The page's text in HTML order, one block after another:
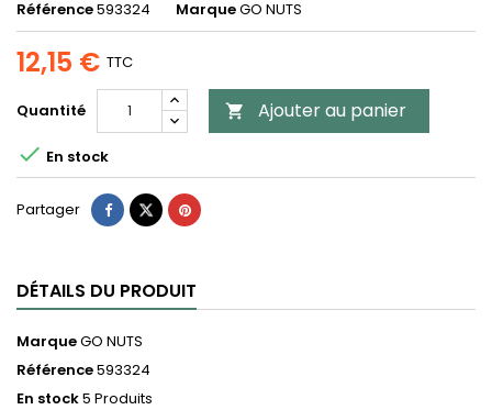
Référence593324 MarqueGO NUTS
12,15 € TTC
Quantité  Ajouter au panier
 En stock
Partager
DÉTAILS DU PRODUIT
MarqueGO NUTS
Référence593324
En stock5 Produits